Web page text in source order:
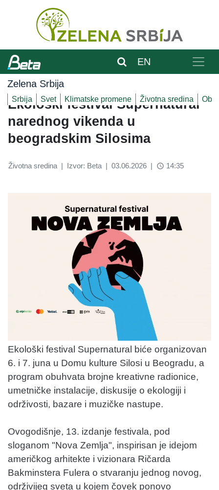
EN
Zelena Srbija
Srbija Svet Klimatske promene Životna sredina
Ekološki festival Supernatural
narednog vikenda u
beogradskim Silosima
Životna sredina | Izvor: Beta | 03.06.2026 | access_time 14:35
Ekološki festival Supernatural biće organizovan
6. i 7. juna u Domu kulture Silosi u Beogradu, a
program obuhvata brojne kreativne radionice,
umetničke instalacije, diskusije o ekologiji i
održivosti, bazare i muzičke nastupe.
Ovogodišnje, 13. izdanje festivala, pod
sloganom "Nova Zemlja", inspirisan je idejom
američkog arhitekte i vizionara Ričarda
Bakminstera Fulera o stvaranju jednog novog,
održivijeg sveta u kojem čovek ponovo